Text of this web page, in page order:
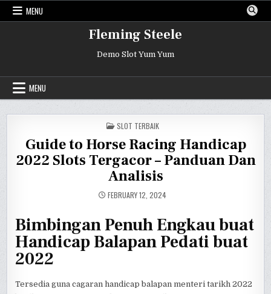
Skip
MENU
Fleming Steele
Demo Slot Yum Yum
MENU
POSTED
IN
SLOT TERBAIK
Guide to Horse Racing Handicap
2022 Slots Tergacor – Panduan Dan
Analisis
FEBRUARY 12, 2024
Bimbingan Penuh Engkau buat
Handicap Balapan Pedati buat
2022
Tersedia guna cagaran handicap balapan menteri tarikh 2022